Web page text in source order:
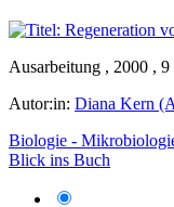
Ausarbeitung , 2000 , 9
Autor:in: Diana Kern
Biologie -
Blick ins Buch